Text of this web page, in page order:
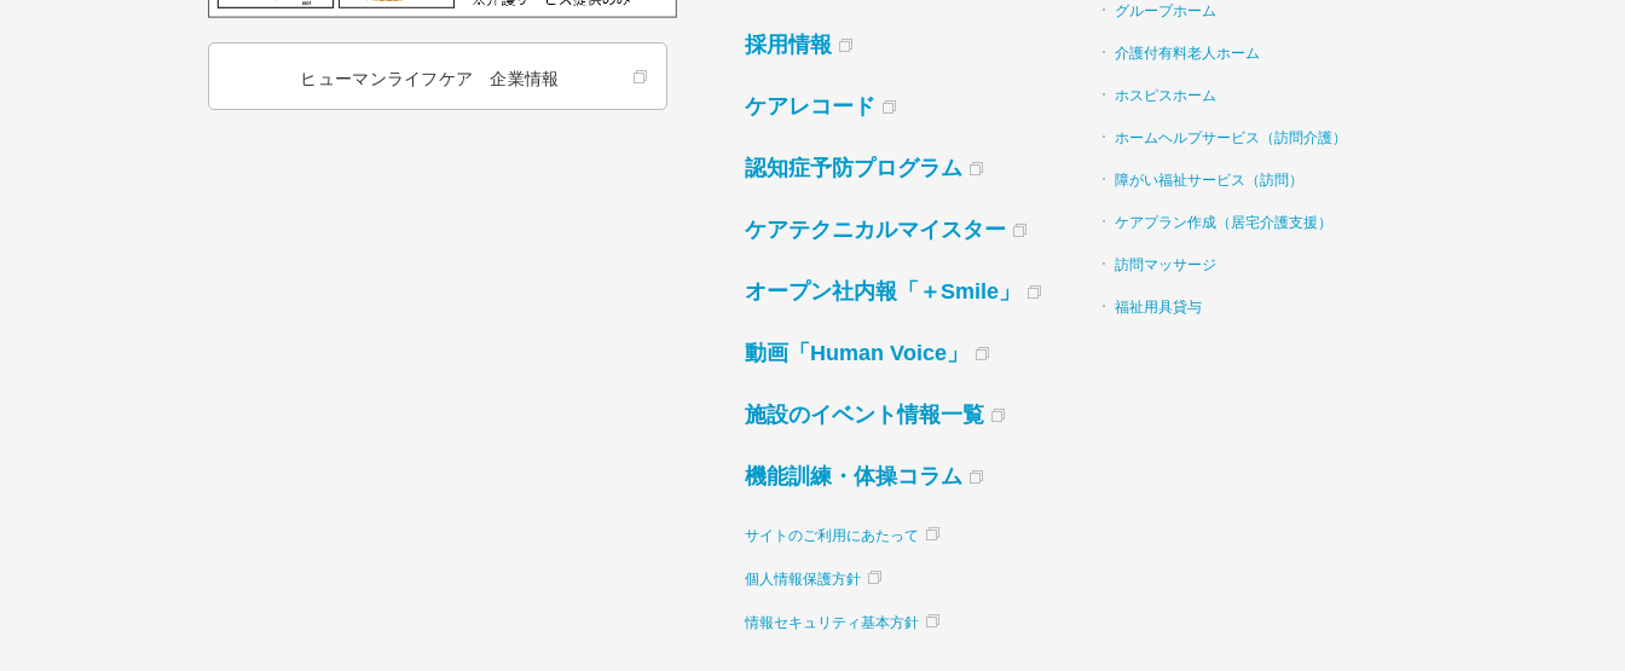
ヒューマンライフケア 企業情報
採用情報
ケアレコード
認知症予防プログラム
ケアテクニカルマイスター
オープン社内報「＋Smile」
動画「Human Voice」
施設のイベント情報一覧
機能訓練・体操コラム
サイトのご利用にあたって
個人情報保護方針
情報セキュリティ基本方針
グループホーム
介護付有料老人ホーム
ホスピスホーム
ホームヘルプサービス（訪問介護）
障がい福祉サービス（訪問）
ケアプラン作成（居宅介護支援）
訪問マッサージ
福祉用具貸与